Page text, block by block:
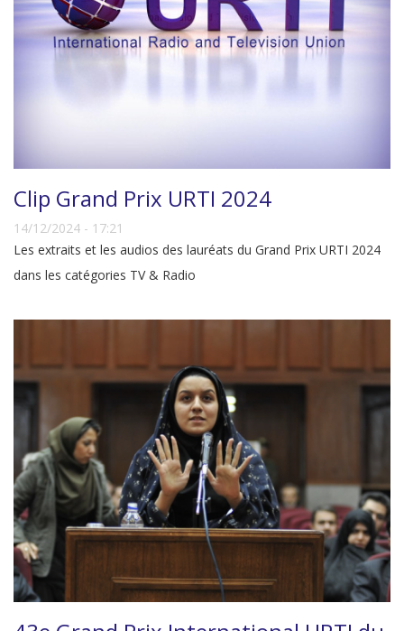
Clip Grand Prix URTI 2024
14/12/2024 - 17:21
Les extraits et les audios des lauréats du Grand Prix URTI 2024
dans les catégories TV & Radio